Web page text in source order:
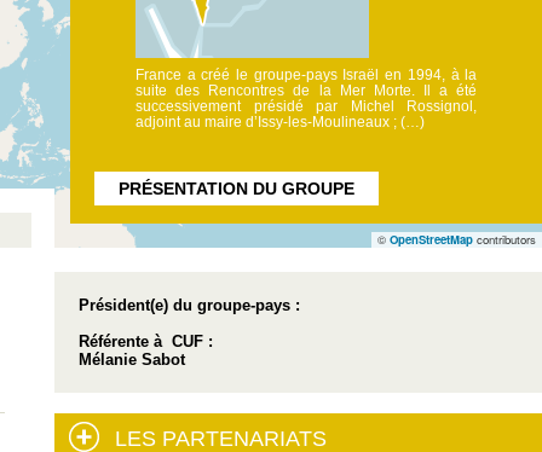
France a créé le groupe-pays Israël en 1994, à la
suite des Rencontres de la Mer Morte. Il a été
successivement présidé par Michel Rossignol,
adjoint au maire d’Issy-les-Moulineaux ; (…)
PRÉSENTATION DU GROUPE
© OpenStreetMap contributors
Président(e) du groupe-pays :
Référente à CUF :
Mélanie Sabot
LES PARTENARIATS